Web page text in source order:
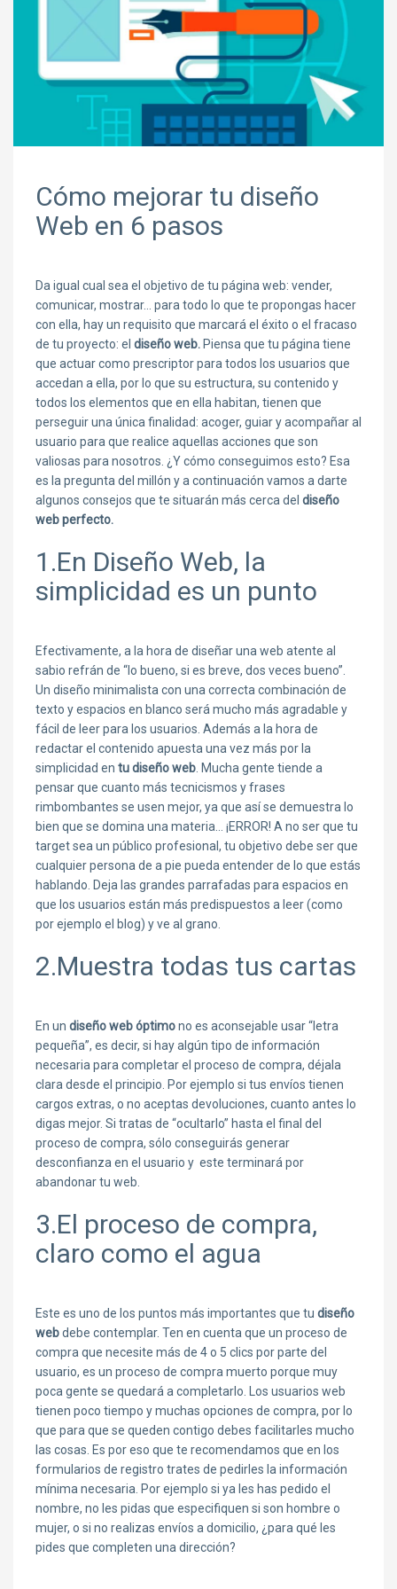
Cómo mejorar tu diseño
Web en 6 pasos
Da igual cual sea el objetivo de tu página web: vender,
comunicar, mostrar… para todo lo que te propongas hacer
con ella, hay un requisito que marcará el éxito o el fracaso
de tu proyecto: el diseño web. Piensa que tu página tiene
que actuar como prescriptor para todos los usuarios que
accedan a ella, por lo que su estructura, su contenido y
todos los elementos que en ella habitan, tienen que
perseguir una única finalidad: acoger, guiar y acompañar al
usuario para que realice aquellas acciones que son
valiosas para nosotros. ¿Y cómo conseguimos esto? Esa
es la pregunta del millón y a continuación vamos a darte
algunos consejos que te situarán más cerca del diseño
web perfecto.
1.En Diseño Web, la
simplicidad es un punto
Efectivamente, a la hora de diseñar una web atente al
sabio refrán de “lo bueno, si es breve, dos veces bueno”.
Un diseño minimalista con una correcta combinación de
texto y espacios en blanco será mucho más agradable y
fácil de leer para los usuarios. Además a la hora de
redactar el contenido apuesta una vez más por la
simplicidad en tu diseño web . Mucha gente tiende a
pensar que cuanto más tecnicismos y frases
rimbombantes se usen mejor, ya que así se demuestra lo
bien que se domina una materia… ¡ERROR! A no ser que tu
target sea un público profesional, tu objetivo debe ser que
cualquier persona de a pie pueda entender de lo que estás
hablando. Deja las grandes parrafadas para espacios en
que los usuarios están más predispuestos a leer (como
por ejemplo el blog) y ve al grano.
2.Muestra todas tus cartas
En un diseño web óptimono es aconsejable usar “letra
pequeña”, es decir, si hay algún tipo de información
necesaria para completar el proceso de compra, déjala
clara desde el principio. Por ejemplo si tus envíos tienen
cargos extras, o no aceptas devoluciones, cuanto antes lo
digas mejor. Si tratas de “ocultarlo” hasta el final del
proceso de compra, sólo conseguirás generar
desconfianza en el usuario y este terminará por
abandonar tu web.
3.El proceso de compra,
claro como el agua
Este es uno de los puntos más importantes que tu diseño
webdebe contemplar. Ten en cuenta que un proceso de
compra que necesite más de 4 o 5 clics por parte del
usuario, es un proceso de compra muerto porque muy
poca gente se quedará a completarlo. Los usuarios web
tienen poco tiempo y muchas opciones de compra, por lo
que para que se queden contigo debes facilitarles mucho
las cosas. Es por eso que te recomendamos que en los
formularios de registro trates de pedirles la información
mínima necesaria. Por ejemplo si ya les has pedido el
nombre, no les pidas que especifiquen si son hombre o
mujer, o si no realizas envíos a domicilio, ¿para qué les
pides que completen una dirección?